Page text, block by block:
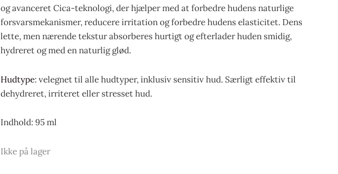
og avanceret Cica-teknologi, der hjælper med at forbedre hudens naturlige
forsvarsmekanismer, reducere irritation og forbedre hudens elasticitet. Dens
lette, men nærende tekstur absorberes hurtigt og efterlader huden smidig,
hydreret og med en naturlig glød.
Hudtype: velegnet til alle hudtyper, inklusiv sensitiv hud. Særligt effektiv til
dehydreret, irriteret eller stresset hud.
Indhold: 95 ml
Ikke på lager